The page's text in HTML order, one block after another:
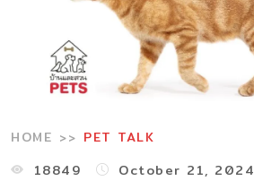
HOME
PET TALK
18849
October 21, 2024